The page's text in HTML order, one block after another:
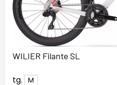
WILIER Filante SL
tg. M